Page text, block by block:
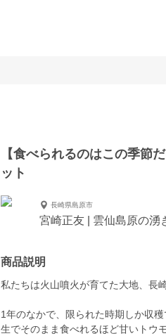
【食べられるのはこの季節
ット
長崎県島原市
宮崎正友 | 雲仙島原の湧
商品説明
私たちは火山噴火が育てた大地、長
1年のなかで、限られた時期しか収穫
生でそのまま食べれるほど甘いトウ